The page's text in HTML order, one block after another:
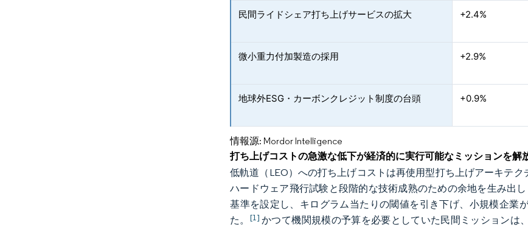
民間ライドシェア打ち上げサービスの拡大 +2.4%
微小重力付加製造の採用 +2.9%
地球外ESG・カーボンクレジット制度の台頭 +0.9%
情報源: Mordor Intelligence
打ち上げコストの急激な低下が経済的に実行可能なミッションを解
低軌道（LEO）への打ち上げコストは再使用型打ち上げアーキテ
ハードウェア飛行試験と段階的な技術成熟のための余地を生み出
基準を設定し、キログラム当たりの閾値を引き下げ、小規模企業
た。 [1] かつて機関規模の予算を必要としていた民間ミッション